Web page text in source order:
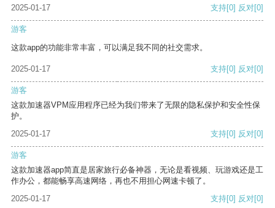
2025-01-17
支持[0] 反对[0]
游客
这款app的功能非常丰富，可以满足我不同的社交需求。
2025-01-17 支持[0] 反对[0]
游客
这款加速器VPM应用程序已经为我们带来了无限的隐私保护和安全性保
护。
2025-01-17
支持[0] 反对[0]
游客
这款加速器app简直是居家旅行必备神器，无论是看视频、玩游戏还是工
作办公，都能畅享高速网络，再也不用担心网速卡顿了。
2025-01-17
支持[0] 反对[0]